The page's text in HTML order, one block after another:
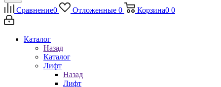
Сравнение0 Отложенные 0 Корзина0 0
Каталог
Назад
Каталог
Лифт
Назад
Лифт